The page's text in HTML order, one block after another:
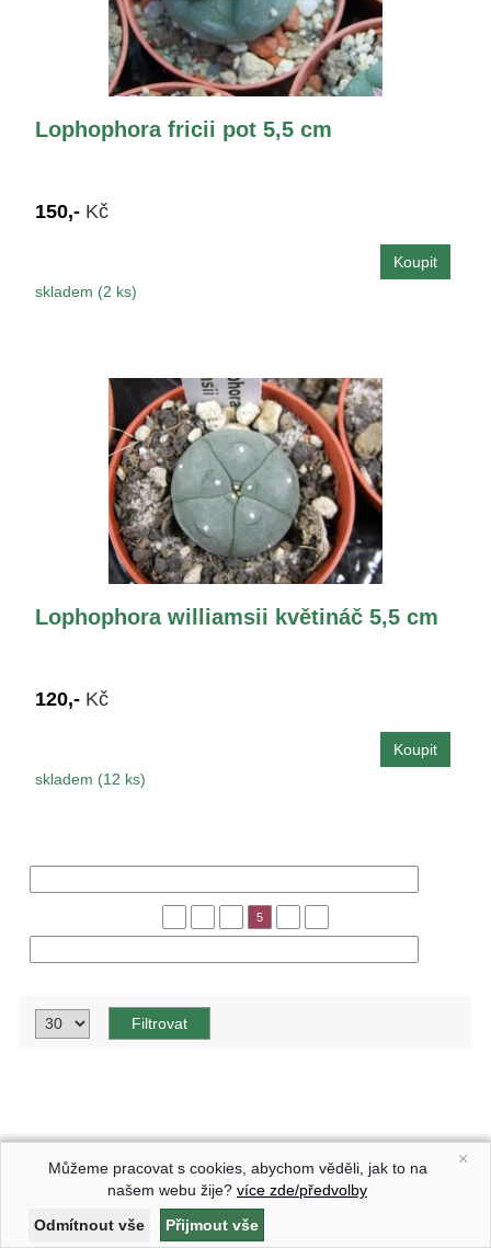
Lophophora fricii pot 5,5 cm
150,- Kč
skladem (2 ks)
Lophophora williamsii květináč 5,5 cm
120,- Kč
skladem (12 ks)
5
Astrophytum Z Jasenné
×
Můžeme pracovat s cookies, abychom věděli, jak to na
našem webu žije? více zde/předvolby